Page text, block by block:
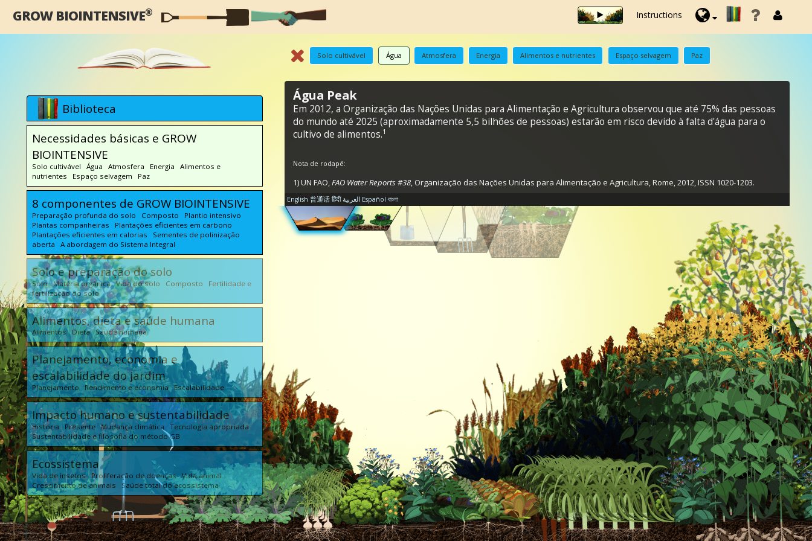
GROW BIOINTENSIVE® Instructions
Biblioteca
Necessidades básicas e GROW
BIOINTENSIVE
Solo cultivável Água Atmosfera Energia Alimentos e
nutrientes Espaço selvagem Paz
8 componentes de GROW BIOINTENSIVE
Preparação profunda do solo Composto Plantio intensivo
Plantas companheiras Plantações eficientes em carbono
Plantações eficientes em calorias Sementes de polinização
aberta A abordagem do Sistema Integral
Solo e preparação do solo
Solo Matéria orgânica Vida do solo Composto Fertilidade e
fertilização do solo
Alimentos, dieta e saúde humana
Alimentos Dieta Saúde humana
Planejamento, economia e
escalabilidade do jardim
Planejamento Rendimento e economia Escalabilidade
Impacto humano e sustentabilidade
História Presente Mudança climática Tecnologia apropriada
Sustentabilidade e filosofia do método GB
Ecossistema
Vida de insetos Proliferação de doenças Vida animal
Crescimento de animais Saúde total do ecossistema
Solo cultivável Água Atmosfera Energia Alimentos e nutrientes Espaço selvagem Paz
Água Peak
Em 2012, a Organização das Nações Unidas para Alimentação e Agricultura observou que até 75% das pessoas
do mundo até 2025 (aproximadamente 5,5 bilhões de pessoas) estarão em risco devido à falta d'água para o
cultivo de alimentos.1
Nota de rodapé:
1) UN FAO,FAO Water Reports #38, Organização das Nações Unidas para Alimentação e Agricultura, Rome, 2012, ISSN 1020-1203.
English 普通话 हिंदी العربية Español বাংলা